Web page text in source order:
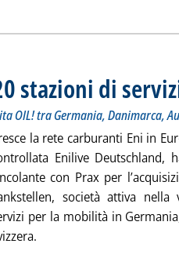
stazioni di
OIL! tra Germania, Danimarca,
la rete carburanti Eni in
Enilive Deutschland,
con Prax per
società attiva
per la mobilità in